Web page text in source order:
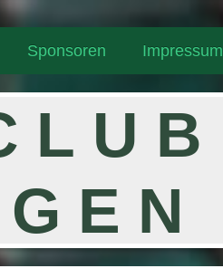
Sponsoren Impressum
L U B
E N